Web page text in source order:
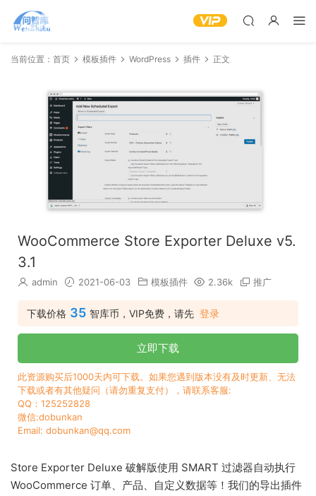
当前位置： 首页 模板插件 WordPress 插件 正文
WooCommerce Store Exporter Deluxe v5.
3.1
admin 2021-06-03 模板插件 2.36k 推广
下载价格 35 智库币，VIP免费，请先 登录
立即下载
此资源购买后1000天内可下载。如果您遇到版本没有及时更新、无法
下载或者有其他疑问（请勿重复支付），请联系客服:
QQ：125252828
微信:dobunkan
Email: dobunkan@qq.com
Store Exporter Deluxe 破解版使用 SMART 过滤器自动执行
WooCommerce 订单、产品、自定义数据等！我们的导出插件